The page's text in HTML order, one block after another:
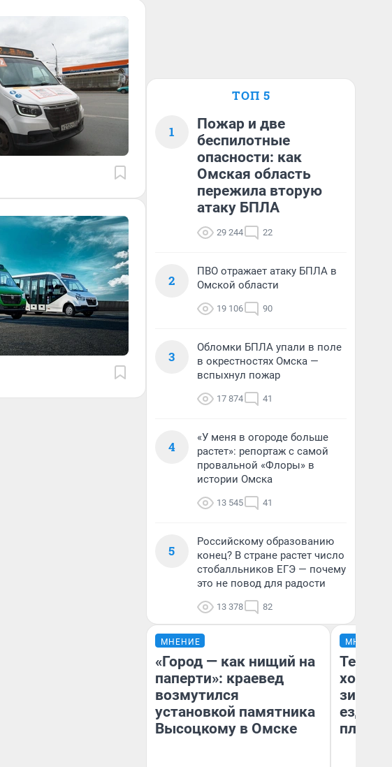
ТОП 5
1
Пожар и две
беспилотные
опасности: как
Омская область
пережила вторую
атаку БПЛА
29 244 22
2
ПВО отражает атаку БПЛА в
Омской области
19 106 90
3
Обломки БПЛА упали в поле
в окрестностях Омска —
вспыхнул пожар
17 874 41
4
«У меня в огороде больше
растет»: репортаж с самой
провальной «Флоры» в
истории Омска
13 545 41
5
Российскому образованию
конец? В стране растет число
стобалльников ЕГЭ — почему
это не повод для радости
13 378 82
МНЕНИЕ
«Город — как нищий на
паперти»: краевед
возмутился
установкой памятника
Высоцкому в Омске
МНЕНИЕ
Тепло
зимой.
ездит
плюсы